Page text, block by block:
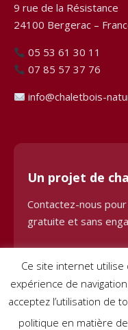
9 rue de la Résistance
24100 Bergerac –
05 53 61 30 11
07 85 57 37 76
info@chaletbois-
Un projet de
Contactez-nous
gratuite et sans
Demander une
Ce site internet utilise
expérience de
acceptez l’utilisation de
politique en matière